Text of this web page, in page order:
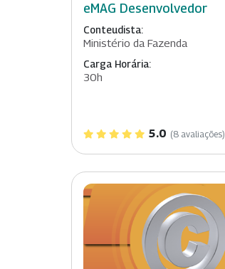
eMAG Desenvolvedor
Conteudista:
Ministério da Fazenda
Carga Horária:
30h
5.0 (8 avaliações)